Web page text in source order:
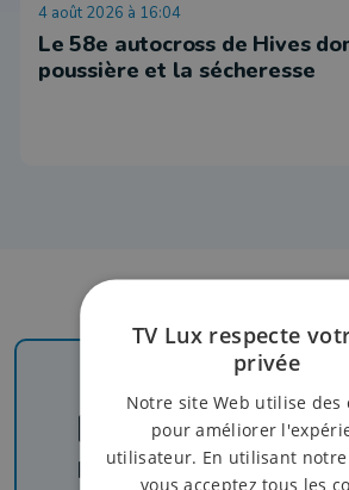
4 août 2026 à 16:04
Le 58e autocross de Hives
poussière et la sécheresse
Newsletter
Rejoignez-nous
TV Lux respecte
privée
Notre site Web utilise des
pour améliorer
utilisateur. En utilisant notre
vous acceptez tous les